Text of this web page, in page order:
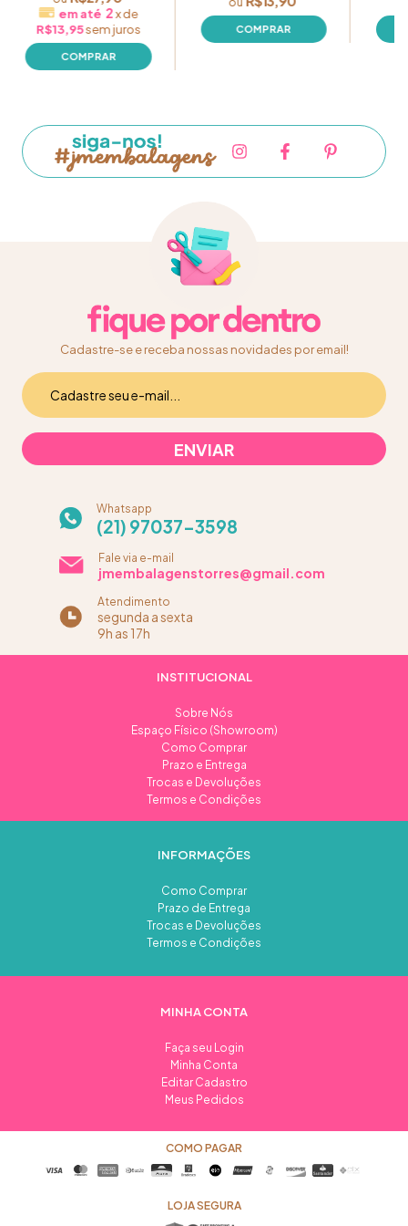
2xde
R$13,95sem juros
Cadastre-se e receba nossas novidades por email!
Whatsapp
(21) 97037-3598
Fale via e-mail
jmembalagenstorres@gmail.com
Atendimento
segunda a sexta
9h as 17h
INSTITUCIONAL
Sobre Nós
Espaço Físico (Showroom)
Como Comprar
Prazo e Entrega
Trocas e Devoluções
Termos e Condições
INFORMAÇÕES
Como Comprar
Prazo de Entrega
Trocas e Devoluções
Termos e Condições
MINHA CONTA
Faça seu Login
Minha Conta
Editar Cadastro
Meus Pedidos
COMO PAGAR
LOJA SEGURA